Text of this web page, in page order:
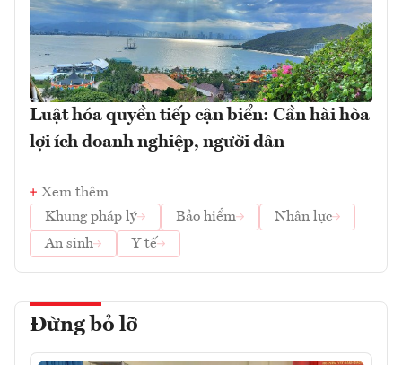
Luật hóa quyền tiếp cận biển: Cần hài hòa
lợi ích doanh nghiệp, người dân
Xem thêm
Khung pháp lý
Bảo hiểm
Nhân lực
An sinh
Y tế
Đừng bỏ lỡ